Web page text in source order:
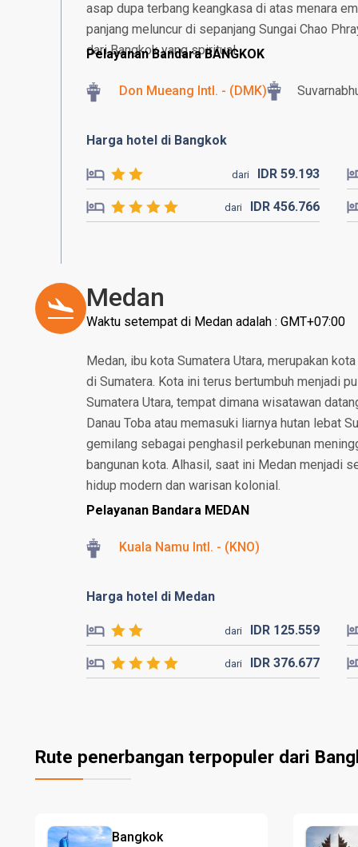
asap dupa terbang keangkasa di atas menara
panjang meluncur di sepanjang Sungai Chao
dari Bangkok yang spiritual.
Pelayanan Bandara BANGKOK
Don Mueang Intl. - (DMK)
Harga hotel di Bangkok
dari IDR 59.193
dari IDR 456.766
Medan
Waktu setempat di Medan adalah : GMT+07:00
Medan, ibu kota Sumatera Utara, merupakan
di Sumatera. Kota ini terus bertumbuh menjadi
Sumatera Utara, tempat dimana wisatawan
Danau Toba atau memasuki liarnya hutan lebat
gemilang sebagai penghasil perkebunan
bangunan kota. Alhasil, saat ini Medan menjadi
hidup modern dan warisan kolonial.
Pelayanan Bandara MEDAN
Kuala Namu Intl. - (KNO)
Harga hotel di Medan
dari IDR 125.559
dari IDR 376.677
Rute penerbangan terpopuler dari
Bangkok